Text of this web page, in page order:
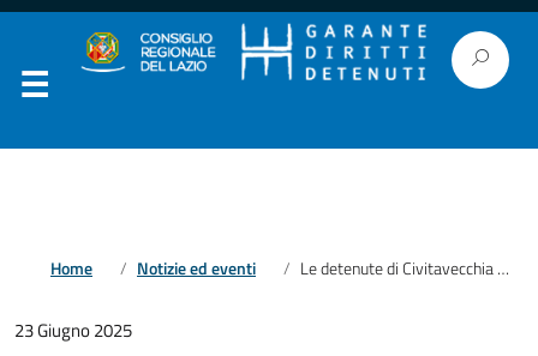
Home Notizie ed eventi Le detenute di Civitavecchia mettono in scena “Le Troiane” di Euripide e di Sartre
23 Giugno 2025